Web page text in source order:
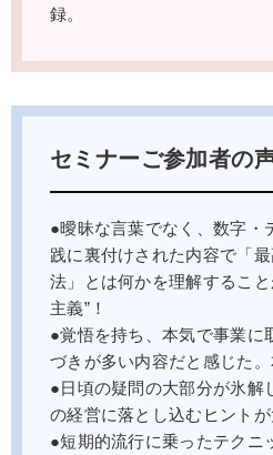
録。
セミナーご参加者の
●曖昧な言葉でなく、数字・
践に裏付けされた内容で「
法」とは何かを理解するこ
主義”！
●覚悟を持ち、本気で事業に
づきが多い内容だと感じた
●日頃の疑問の大部分が氷解
の経営に落とし込むヒント
●短期的流行に乗ったテクニ